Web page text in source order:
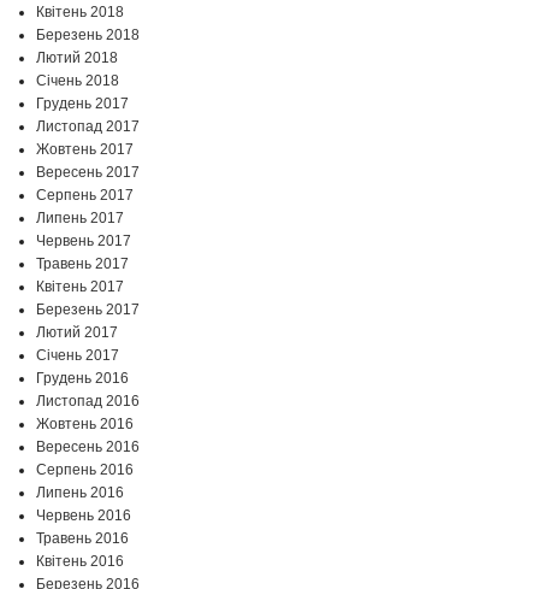
Квітень 2018
Березень 2018
Лютий 2018
Січень 2018
Грудень 2017
Листопад 2017
Жовтень 2017
Вересень 2017
Серпень 2017
Липень 2017
Червень 2017
Травень 2017
Квітень 2017
Березень 2017
Лютий 2017
Січень 2017
Грудень 2016
Листопад 2016
Жовтень 2016
Вересень 2016
Серпень 2016
Липень 2016
Червень 2016
Травень 2016
Квітень 2016
Березень 2016